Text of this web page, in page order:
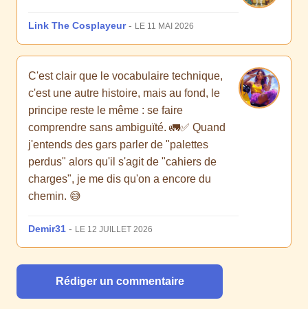
Link The Cosplayeur- LE 11 MAI 2026
C'est clair que le vocabulaire technique,
c'est une autre histoire, mais au fond, le
principe reste le même : se faire
comprendre sans ambiguïté. 🚛✅ Quand
j'entends des gars parler de "palettes
perdus" alors qu'il s'agit de "cahiers de
charges", je me dis qu'on a encore du
chemin. 😅
Demir31 - LE 12 JUILLET 2026
Rédiger un commentaire